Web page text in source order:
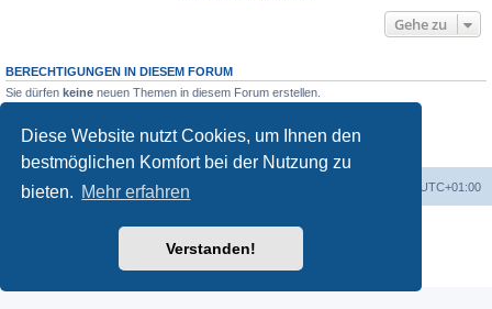
Diese Website nutzt Cookies, um Ihnen den
bestmöglichen Komfort bei der Nutzung zu
bieten. Mehr erfahren
Verstanden!
Gehe zu
BERECHTIGUNGEN IN DIESEM FORUM
Sie dürfen keine neuen Themen in diesem Forum erstellen.
Sie dürfen Ihre Beiträge in diesem Forum nicht löschen.
Sie dürfen
keineDateianhänge in diesem Forum erstellen.
Foren-Übersicht UTC+01:00
Powered byphpBB® Forum Software © phpBB Limited
Deutsche Übersetzung durch
Nutzungsbedingungen